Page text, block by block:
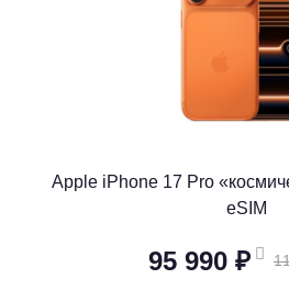
Apple iPhone 17 Pro
eSIM
95 990 ₽